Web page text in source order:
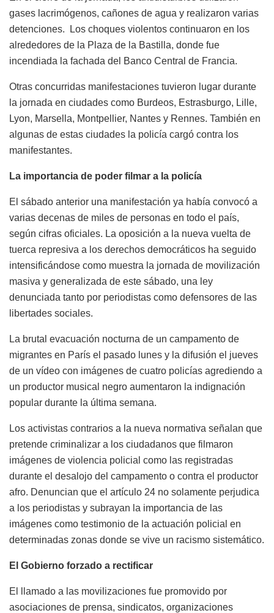
gases lacrimógenos, cañones de agua y realizaron varias
detenciones. Los choques violentos continuaron en los
alrededores de la Plaza de la Bastilla, donde fue
incendiada la fachada del Banco Central de Francia.
Otras concurridas manifestaciones tuvieron lugar durante
la jornada en ciudades como Burdeos, Estrasburgo, Lille,
Lyon, Marsella, Montpellier, Nantes y Rennes. También en
algunas de estas ciudades la policía cargó contra los
manifestantes.
La importancia de poder filmar a la policía
El sábado anterior una manifestación ya había convocó a
varias decenas de miles de personas en todo el país,
según cifras oficiales. La oposición a la nueva vuelta de
tuerca represiva a los derechos democráticos ha seguido
intensificándose como muestra la jornada de movilización
masiva y generalizada de este sábado, una ley
denunciada tanto por periodistas como defensores de las
libertades sociales.
La brutal evacuación nocturna de un campamento de
migrantes en París el pasado lunes y la difusión el jueves
de un vídeo con imágenes de cuatro policías agrediendo a
un productor musical negro aumentaron la indignación
popular durante la última semana.
Los activistas contrarios a la nueva normativa señalan que
pretende criminalizar a los ciudadanos que filmaron
imágenes de violencia policial como las registradas
durante el desalojo del campamento o contra el productor
afro. Denuncian que el artículo 24 no solamente perjudica
a los periodistas y subrayan la importancia de las
imágenes como testimonio de la actuación policial en
determinadas zonas donde se vive un racismo sistemático.
El Gobierno forzado a rectificar
El llamado a las movilizaciones fue promovido por
asociaciones de prensa, sindicatos, organizaciones